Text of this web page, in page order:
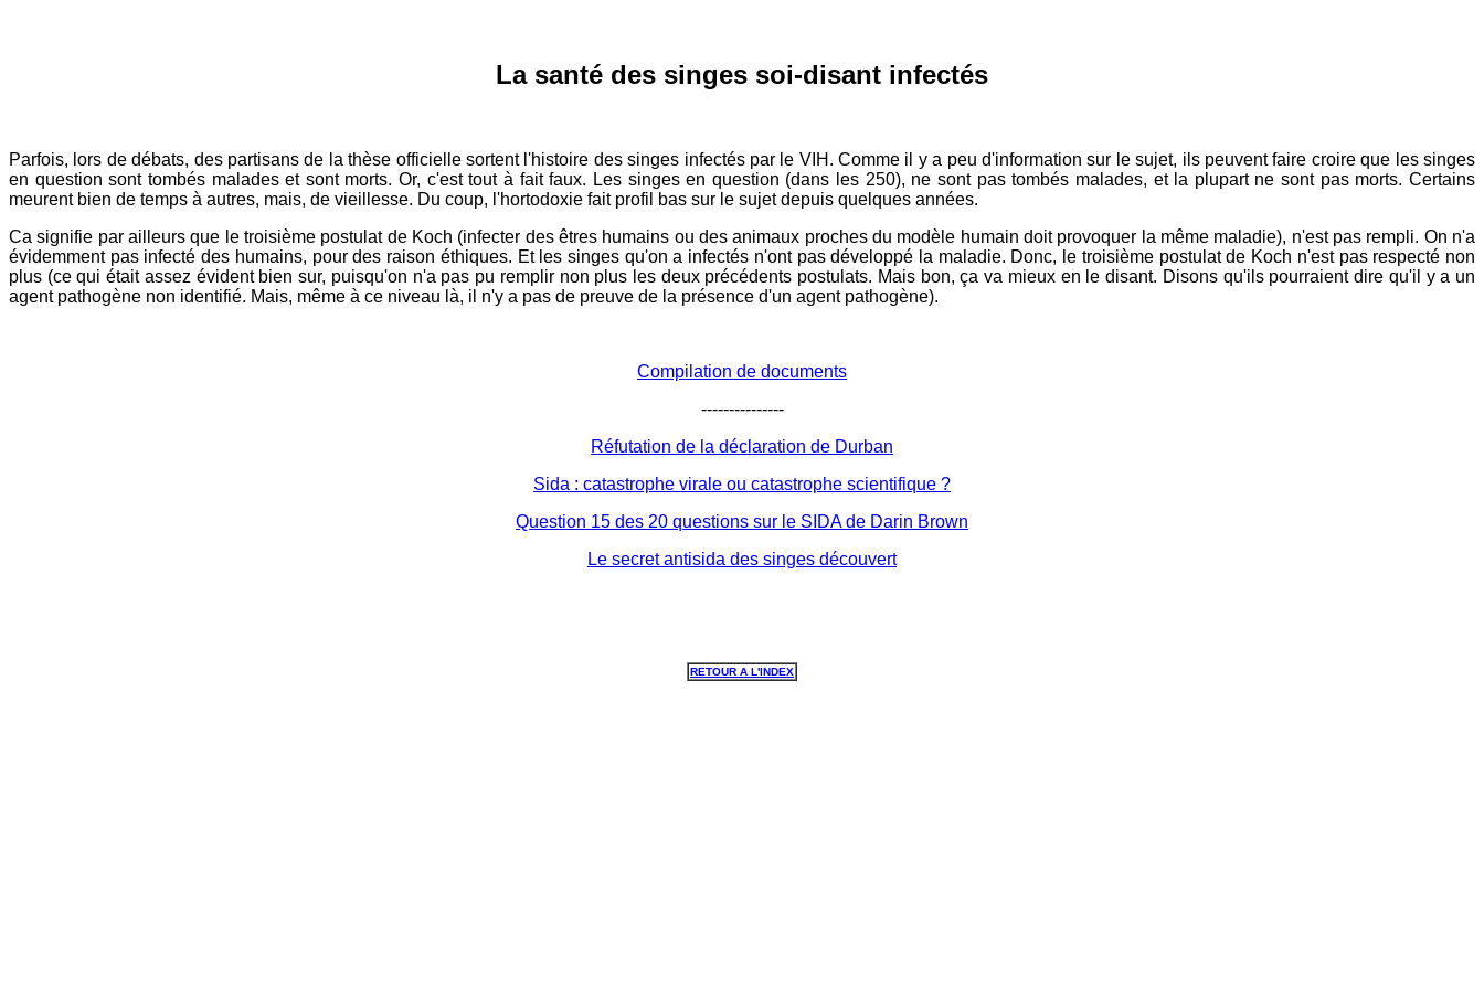
La santé des singes soi-disant infectés
Parfois, lors de débats, des partisans de la thèse officielle sortent l'histoire des singes infectés par le VIH. Comme il y a peu d'information sur le sujet, ils peuvent faire croire que les singes
en question sont tombés malades et sont morts. Or, c'est tout à fait faux. Les singes en question (dans les 250), ne sont pas tombés malades, et la plupart ne sont pas morts. Certains
meurent bien de temps à autres, mais, de vieillesse. Du coup, l'hortodoxie fait profil bas sur le sujet depuis quelques années.
Ca signifie par ailleurs que le troisième postulat de Koch (infecter des êtres humains ou des animaux proches du modèle humain doit provoquer la même maladie), n'est pas rempli. On n'a
évidemment pas infecté des humains, pour des raison éthiques. Et les singes qu'on a infectés n'ont pas développé la maladie. Donc, le troisième postulat de Koch n'est pas respecté non
plus (ce qui était assez évident bien sur, puisqu'on n'a pas pu remplir non plus les deux précédents postulats. Mais bon, ça va mieux en le disant. Disons qu'ils pourraient dire qu'il y a un
agent pathogène non identifié. Mais, même à ce niveau là, il n'y a pas de preuve de la présence d'un agent pathogène).
Compilation de documents
---------------
Réfutation de la déclaration de Durban
Sida : catastrophe virale ou catastrophe scientifique ?
Question 15 des 20 questions sur le SIDA de Darin Brown
Le secret antisida des singes découvert
RETOUR A L'INDEX